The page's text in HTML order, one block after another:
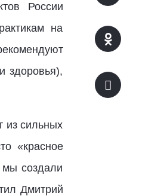
России
на
здоровья),
из сильных
«красное
создали
Дмитрий